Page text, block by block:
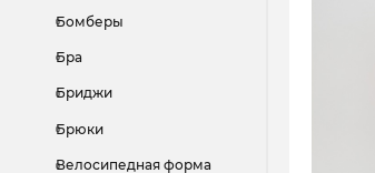
Бомберы
Бра
Бриджи
Брюки
Велосипедная форма